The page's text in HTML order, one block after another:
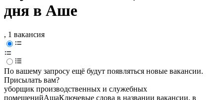
дня в Аше
, 1 вакансия
По вашему запросу ещё будут появляться новые вакансии.
Присылать вам?
уборщик производственных и служебных
помещенийАшаКлючевые слова в названии вакансии, в